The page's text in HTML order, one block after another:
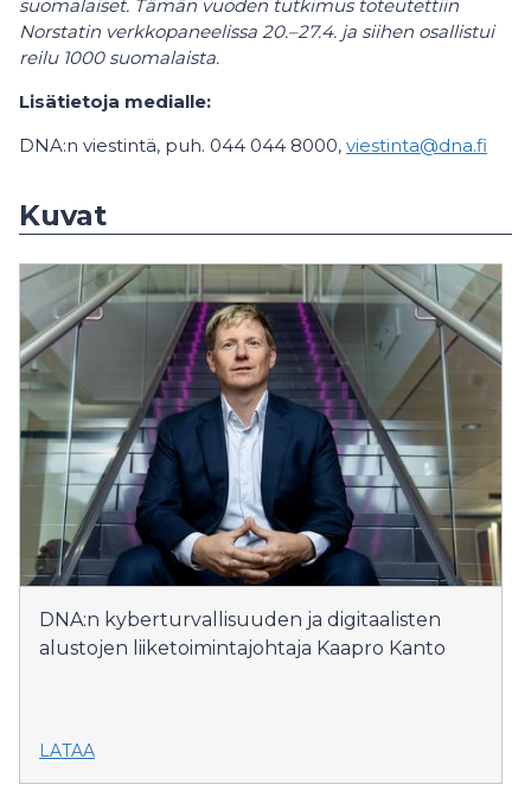
suomalaiset. Tämän vuoden tutkimus toteutettiin
Norstatin verkkopaneelissa 20.–27.4. ja siihen osallistui
reilu 1000 suomalaista.
Lisätietoja medialle:
DNA:n viestintä, puh. 044 044 8000, viestinta@dna.fi
Kuvat
DNA:n kyberturvallisuuden ja digitaalisten
alustojen liiketoimintajohtaja Kaapro Kanto
LATAA